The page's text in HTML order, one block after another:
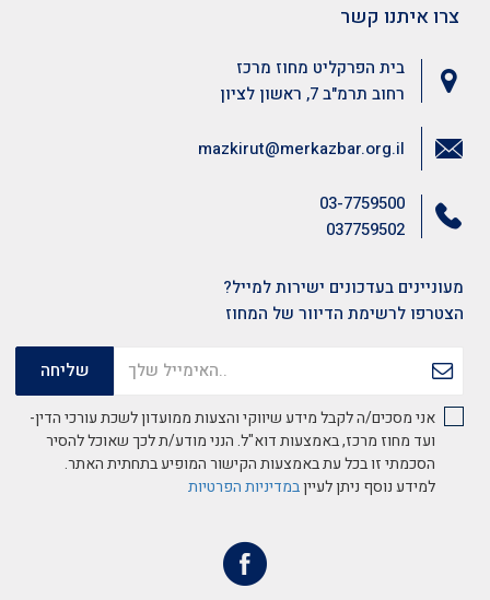
צרו איתנו קשר
בית הפרקליט מחוז מרכז
רחוב תרמ"ב 7, ראשון לציון
03-7759500
037759502
mazkirut@merkazbar.org.il
מעוניינים בעדכונים ישירות למייל?
הצטרפו לרשימת הדיוור של המחוז
אני מסכים/ה לקבל מידע שיווקי והצעות ממועדון לשכת עורכי הדין-
ועד מחוז מרכז, באמצעות דוא"ל. הנני מודע/ת לכך שאוכל להסיר
הסכמתי זו בכל עת באמצעות הקישור המופיע בתחתית האתר.
למידע נוסף ניתן לעייןבמדיניות הפרטיות